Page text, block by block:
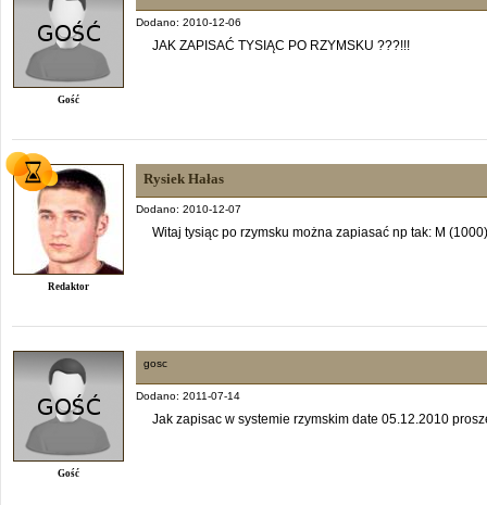
Gość
Dodano: 2010-12-06
JAK ZAPISAĆ TYSIĄC PO RZYMSKU ???!!!
Redaktor
Rysiek Hałas
Dodano: 2010-12-07
Witaj tysiąc po rzymsku można zapiasać np tak: M
Gość
gosc
Dodano: 2011-07-14
Jak zapisac w systemie rzymskim date 05.12.2010